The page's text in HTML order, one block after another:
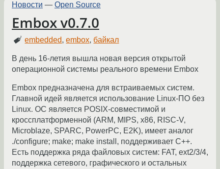
Новости — Open Source
Embox v0.7.0
embedded,embox, байкал
В день 16-летия вышла новая версия открытой
операционной системы реального времени Embox
Embox предназначена для встраиваемых систем.
Главной идей является использование Linux-ПО без
Linux. ОС является POSIX-совместимой и
кроссплатформенной (ARM, MIPS, x86, RISC-V,
Microblaze, SPARC, PowerPC, E2K), имеет аналог
./configure; make; make install, поддерживает C++.
Есть поддержка ряда файловых систем: FAT, ext2/3/4,
поддержка сетевого, графического и остальных